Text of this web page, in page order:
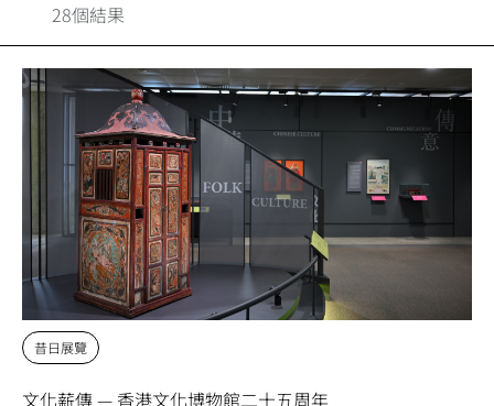
28個結果
昔日展覽
文化薪傳 — 香港文化博物館二十五周年